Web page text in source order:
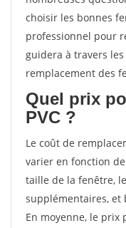
choisir les bonnes
professionnel pour
guidera à travers
remplacement des
Quel prix
PVC ?
Le coût de
varier en fonction
taille de la fenêtre,
supplémentaires, et
En moyenne, le prix